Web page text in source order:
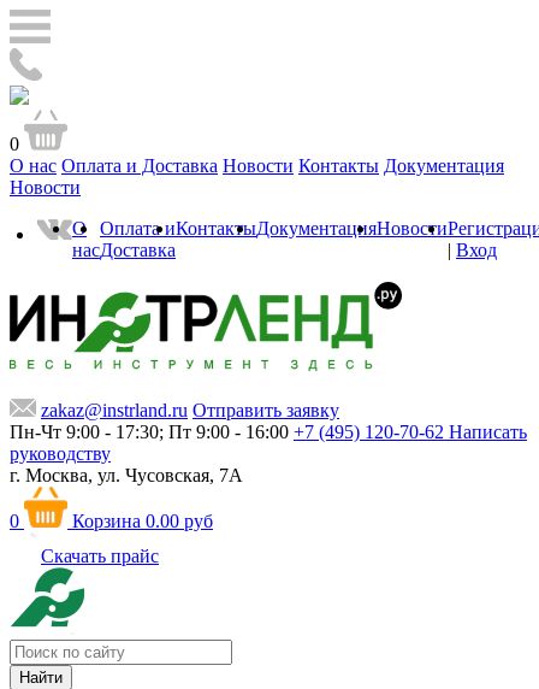
0
О нас Оплата и Доставка Новости Контакты Документация
Новости
О
нас
Оплата и
Доставка
КонтактыДокументацияНовости
| Вход
zakaz@instrland.ru Отправить заявку
Пн-Чт 9:00 - 17:30; Пт 9:00 - 16:00 +7 (495) 120-70-62 Написать
руководству
г. Москва, ул. Чусовская, 7А
0 Корзина 0.00 руб
Скачать прайс